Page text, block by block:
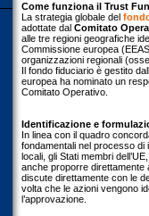
Come funziona il Trust
La strategia globale del
adottate dal Comitato
alle tre regioni geografiche
Commissione europea
organizzazioni regionali
Il fondo fiduciario è gestito
europea ha nominato un
Comitato Operativo.
Identificazione e
In linea con il quadro
fondamentali nel processo di
locali, gli Stati membri
anche proporre direttamente
discute direttamente con le
volta che le azioni vengono
l’approvazione.